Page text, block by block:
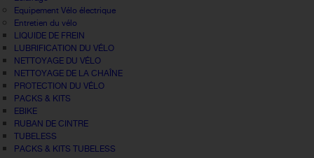
Equipement Vélo électrique
Entretien du vélo
LIQUIDE DE FREIN
LUBRIFICATION DU VÉLO
NETTOYAGE DU VÉLO
NETTOYAGE DE LA CHAÎNE
PROTECTION DU VÉLO
PACKS & KITS
EBIKE
RUBAN DE CINTRE
TUBELESS
PACKS & KITS TUBELESS